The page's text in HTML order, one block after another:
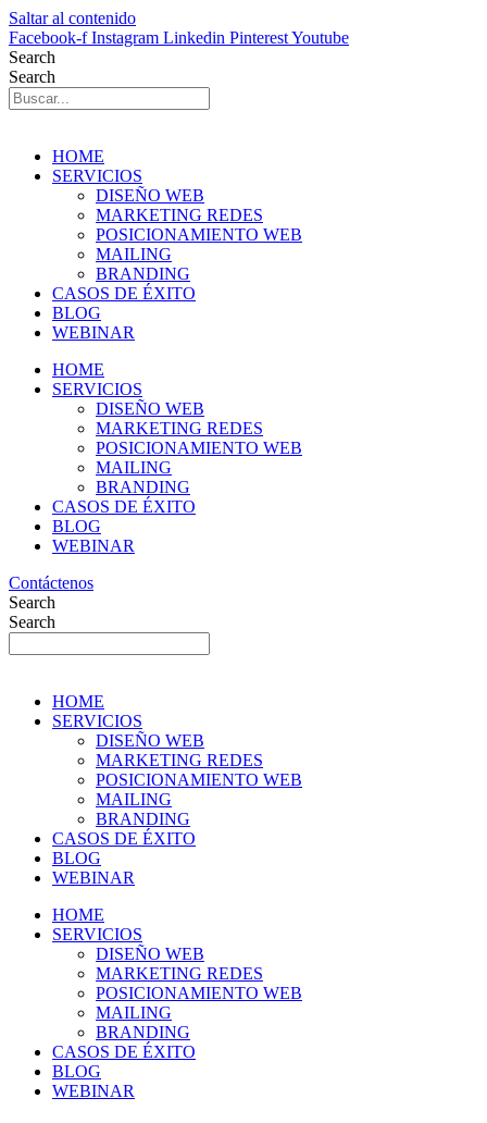
Saltar al contenido
Facebook-f Instagram Linkedin PinterestYoutube
Search
Search
HOME
SERVICIOS
DISEÑO WEB
MARKETING REDES
POSICIONAMIENTO WEB
MAILING
BRANDING
CASOS DE ÉXITO
BLOG
WEBINAR
HOME
SERVICIOS
DISEÑO WEB
MARKETING REDES
POSICIONAMIENTO WEB
MAILING
BRANDING
CASOS DE ÉXITO
BLOG
WEBINAR
Contáctenos
Search
Search
HOME
SERVICIOS
DISEÑO WEB
MARKETING REDES
POSICIONAMIENTO WEB
MAILING
BRANDING
CASOS DE ÉXITO
BLOG
WEBINAR
HOME
SERVICIOS
DISEÑO WEB
MARKETING REDES
POSICIONAMIENTO WEB
MAILING
BRANDING
CASOS DE ÉXITO
BLOG
WEBINAR